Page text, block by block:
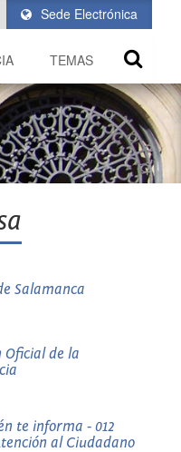
Sede Electrónica
TEMAS
Salamanca
Oficial de la
te informa - 012
al Ciudadano